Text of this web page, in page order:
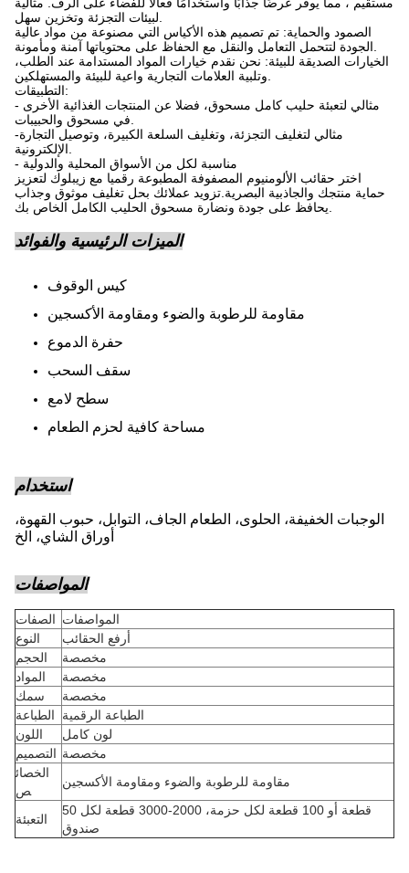
الصمود والحماية: تم تصميم هذه الأكياس التي مصنوعة من مواد عالية
الخيارات الصديقة للبيئة: نحن نقدم خيارات المواد المستدامة عند الطلب،
التطبيقات:
- مثالي لتعبئة حليب كامل مسحوق، فضلا عن المنتجات الغذائية الأخرى
-مثالي لتغليف التجزئة، وتغليف السلعة الكبيرة، وتوصيل التجارة
- مناسبة لكل من الأسواق المحلية والدولية
اختر حقائب الألومنيوم المصفوفة المطبوعة رقميا مع زيبلوك لتعزيز
حماية منتجك والجاذبية البصرية.تزويد عملائك بحل تغليف موثوق وجذاب
الميزات الرئيسية والفوائد
كيس الوقوف
مقاومة للرطوبة والضوء ومقاومة الأكسجين
حفرة الدموع
سقف السحب
سطح لامع
مساحة كافية لحزم الطعام
استخدام
الوجبات الخفيفة، الحلوى، الطعام الجاف، التوابل، حبوب القهوة،
أوراق الشاي، الخ
المواصفات
الصفات المواصفات
النوع
أرفع الحقائب
الحجم
مخصصة
المواد
مخصصة
سمك
مخصصة
الطباعة
الطباعة الرقمية
اللون
لون كامل
التصميم مخصصة
الخصائ
ص
مقاومة للرطوبة والضوء ومقاومة الأكسجين
التعبئة
50 قطعة أو 100 قطعة لكل حزمة، 2000-3000 قطعة لكل
صندوق